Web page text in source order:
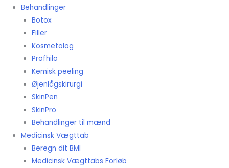
Behandlinger
Botox
Filler
Kosmetolog
Profhilo
Kemisk peeling
Øjenlågskirurgi
SkinPen
SkinPro
Behandlinger til mænd
Medicinsk Vægttab
Beregn dit BMI
Medicinsk Vægttabs Forløb